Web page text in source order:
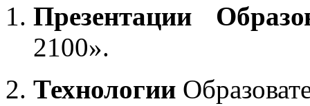
Презентации
2100».
Технологии